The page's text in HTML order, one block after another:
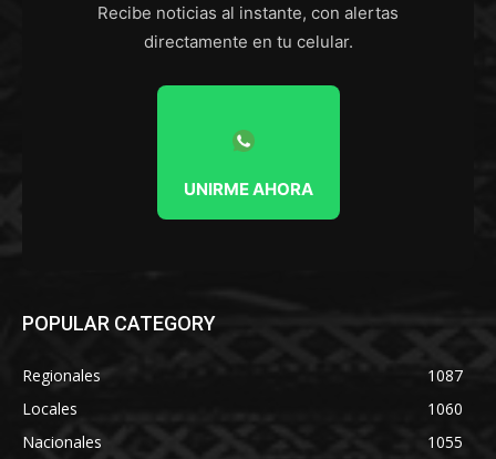
Recibe noticias al instante, con alertas
directamente en tu celular.
UNIRME AHORA
POPULAR CATEGORY
Regionales
1087
Locales
1060
Nacionales
1055